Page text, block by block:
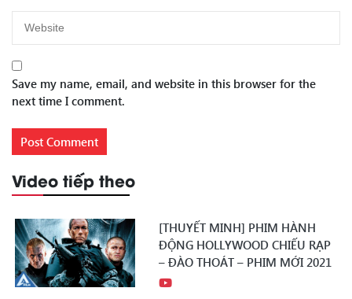
Save my name, email, and website in this browser for the
next time I comment.
Video tiếp theo
[THUYẾT MINH] PHIM HÀNH
ĐỘNG HOLLYWOOD CHIẾU RẠP
– ĐÀO THOÁT – PHIM MỚI 2021